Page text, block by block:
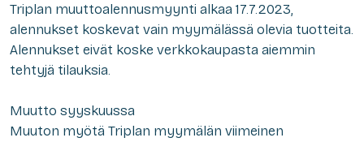
Triplan muuttoalennusmyynti alkaa 17.7.2023,
alennukset koskevat vain myymälässä olevia tuotteita.
Alennukset eivät koske verkkokaupasta aiemmin
tehtyjä tilauksia.
Muutto syyskuussa
Muuton myötä Triplan myymälän viimeinen